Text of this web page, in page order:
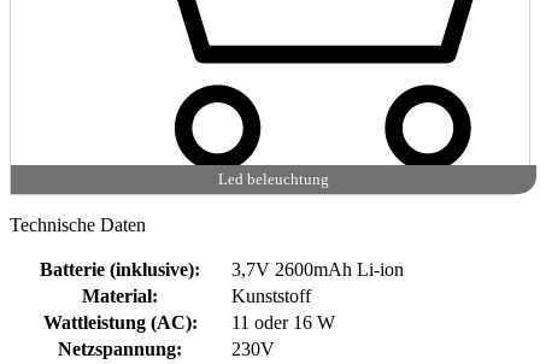
Led beleuchtung
Technische Daten
Batterie (inklusive):
3,7V 2600mAh Li-ion
Material:
Kunststoff
Wattleistung (AC):
11 oder 16 W
Netzspannung:
230V